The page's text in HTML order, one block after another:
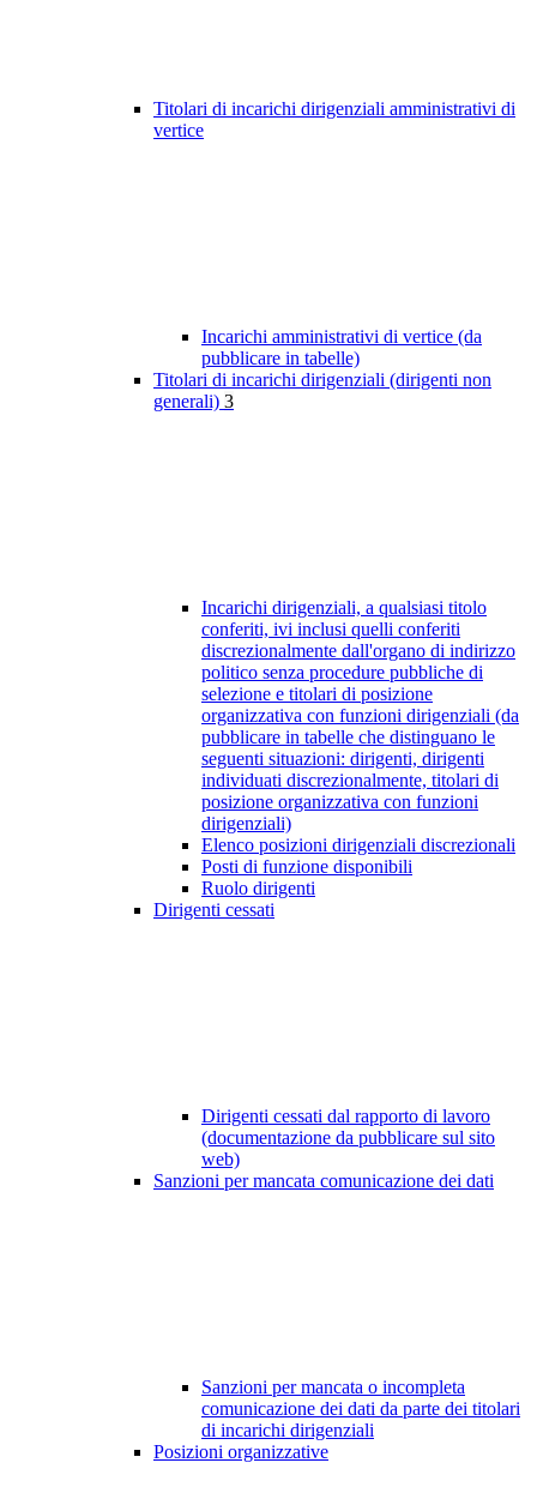
Titolari di incarichi dirigenziali amministrativi di
vertice
Incarichi amministrativi di vertice (da
pubblicare in tabelle)
Titolari di incarichi dirigenziali (dirigenti non
generali) 3
Incarichi dirigenziali, a qualsiasi titolo
conferiti, ivi inclusi quelli conferiti
discrezionalmente dall'organo di indirizzo
politico senza procedure pubbliche di
selezione e titolari di posizione
organizzativa con funzioni dirigenziali (da
pubblicare in tabelle che distinguano le
seguenti situazioni: dirigenti, dirigenti
individuati discrezionalmente, titolari di
posizione organizzativa con funzioni
dirigenziali)
Elenco posizioni dirigenziali discrezionali
Posti di funzione disponibili
Ruolo dirigenti
Dirigenti cessati
Dirigenti cessati dal rapporto di lavoro
(documentazione da pubblicare sul sito
web)
Sanzioni per mancata comunicazione dei dati
Sanzioni per mancata o incompleta
comunicazione dei dati da parte dei titolari
di incarichi dirigenziali
Posizioni organizzative